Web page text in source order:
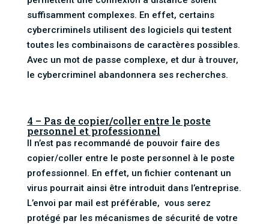
suffisamment complexes. En effet, certains
cybercriminels utilisent des logiciels qui testent
toutes les combinaisons de caractères possibles.
Avec un mot de passe complexe, et dur à trouver,
le cybercriminel abandonnera ses recherches.
4 – Pas de copier/coller entre le poste
personnel et professionnel
Il n’est pas recommandé de pouvoir faire des
copier/coller entre le poste personnel à le poste
professionnel. En effet, un fichier contenant un
virus pourrait ainsi être introduit dans l’entreprise.
L’envoi par mail est préférable, vous serez
protégé par les mécanismes de sécurité de votre